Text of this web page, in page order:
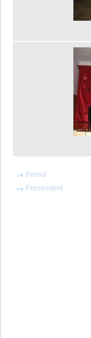
Primul
Precendent